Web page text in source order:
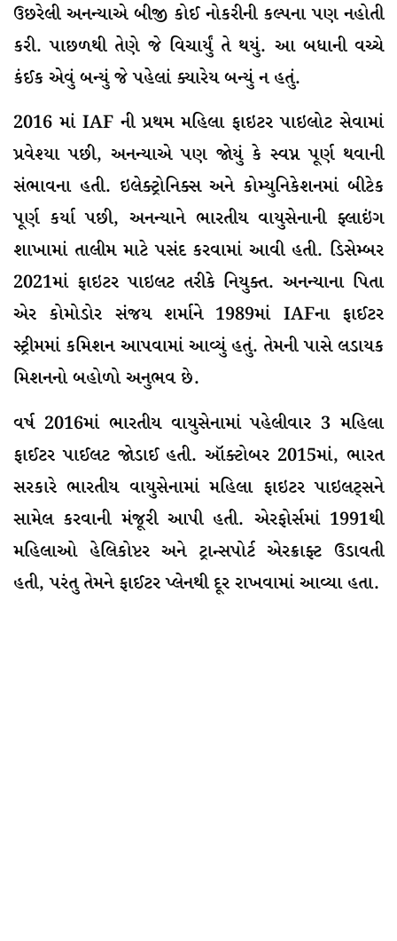
ઉછરેલી અનન્યાએ બીજી કોઈ નોકરીની કલ્પના પણ નહોતી
કરી. પાછળથી તેણે જે વિચાર્યું તે થયું. આ બધાની વચ્ચે
કંઈક એવું બન્યું જે પહેલાં ક્યારેય બન્યું ન હતું.
2016 માં IAF ની પ્રથમ મહિલા ફાઇટર પાઇલોટ સેવામાં
પ્રવેશ્યા પછી, અનન્યાએ પણ જોયું કે સ્વપ્ન પૂર્ણ થવાની
સંભાવના હતી. ઇલેક્ટ્રોનિક્સ અને કોમ્યુનિકેશનમાં બીટેક
પૂર્ણ કર્યા પછી, અનન્યાને ભારતીય વાયુસેનાની ફ્લાઇંગ
શાખામાં તાલીમ માટે પસંદ કરવામાં આવી હતી. ડિસેમ્બર
2021માં ફાઇટર પાઇલટ તરીકે નિયુક્ત. અનન્યાના પિતા
એર કોમોડોર સંજય શર્માને 1989માં IAFના ફાઈટર
સ્ટ્રીમમાં કમિશન આપવામાં આવ્યું હતું. તેમની પાસે લડાયક
મિશનનો બહોળો અનુભવ છે.
વર્ષ 2016માં ભારતીય વાયુસેનામાં પહેલીવાર 3 મહિલા
ફાઈટર પાઈલટ જોડાઈ હતી. ઑક્ટોબર 2015માં, ભારત
સરકારે ભારતીય વાયુસેનામાં મહિલા ફાઇટર પાઇલટ્સને
સામેલ કરવાની મંજૂરી આપી હતી. એરફોર્સમાં 1991થી
મહિલાઓ હેલિકોપ્ટર અને ટ્રાન્સપોર્ટ એરક્રાફ્ટ ઉડાવતી
હતી, પરંતુ તેમને ફાઈટર પ્લેનથી દૂર રાખવામાં આવ્યા હતા.